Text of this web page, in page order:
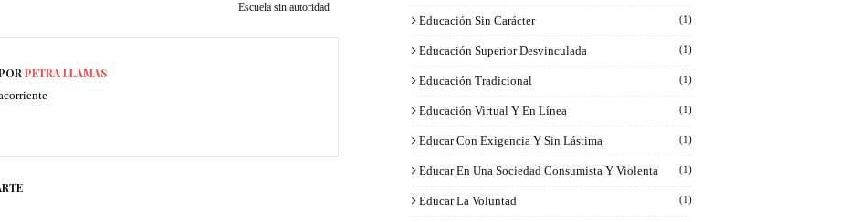
Escuela sin autoridad
PETRA LLAMAS
Educación Sin Carácter (1)
Educación Superior Desvinculada (1)
Educación Tradicional (1)
Educación Virtual Y En Línea (1)
Educar Con Exigencia Y Sin Lástima (1)
Educar En Una Sociedad Consumista Y Violenta (1)
Educar La Voluntad (1)